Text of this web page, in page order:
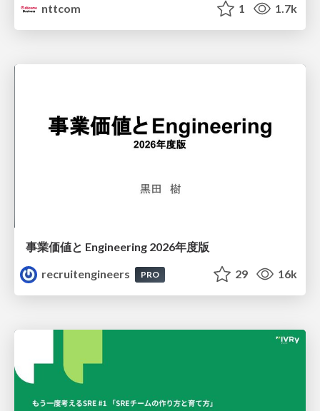
nttcom
1 1.7k
事業価値と Engineering 2026年度版
recruitengineers
PRO 29 16k